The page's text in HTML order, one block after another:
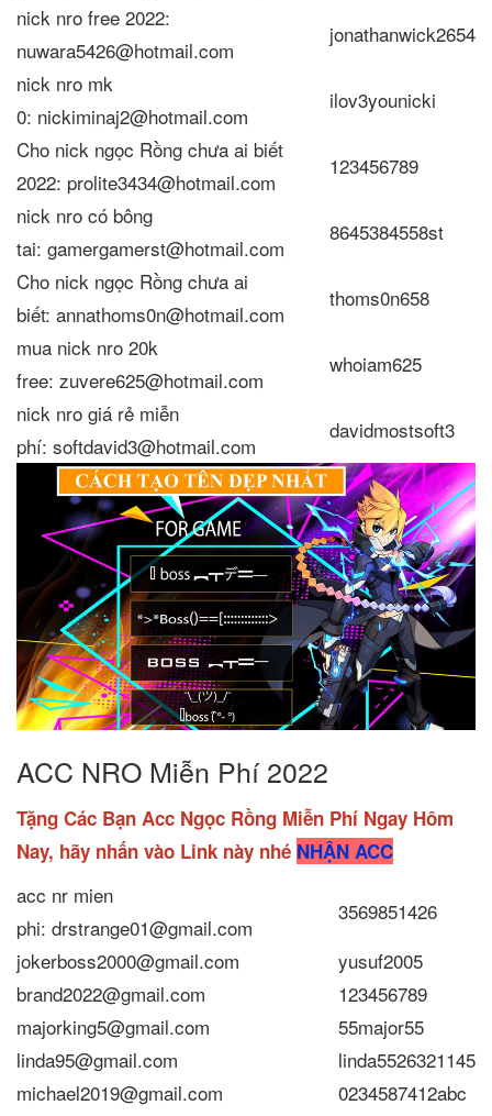
nick nro free 2022:
nuwara5426@hotmail.com
jonathanwick2654
nick nro mk
0: nickiminaj2@hotmail.com
ilov3younicki
Cho nick ngọc Rồng chưa ai biết
2022: prolite3434@hotmail.com
123456789
nick nro có bông
tai: gamergamerst@hotmail.com
8645384558st
Cho nick ngọc Rồng chưa ai
biết: annathoms0n@hotmail.com
thoms0n658
mua nick nro 20k
free: zuvere625@hotmail.com
whoiam625
nick nro giá rẻ miễn
phí: softdavid3@hotmail.com
davidmostsoft3
ACC NRO Miễn Phí 2022
Tặng Các Bạn Acc Ngọc Rồng Miễn Phí Ngay Hôm
Nay, hãy nhấn vào Link này nhé NHẬN ACC
acc nr mien
phi: drstrange01@gmail.com
3569851426
jokerboss2000@gmail.com
yusuf2005
brand2022@gmail.com
123456789
majorking5@gmail.com
55major55
linda95@gmail.com
linda5526321145
michael2019@gmail.com
0234587412abc